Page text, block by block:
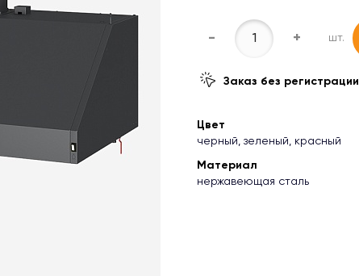
- + шт.
Заказ без регистрации
Цвет
черный, зеленый, красный
Материал
нержавеющая сталь